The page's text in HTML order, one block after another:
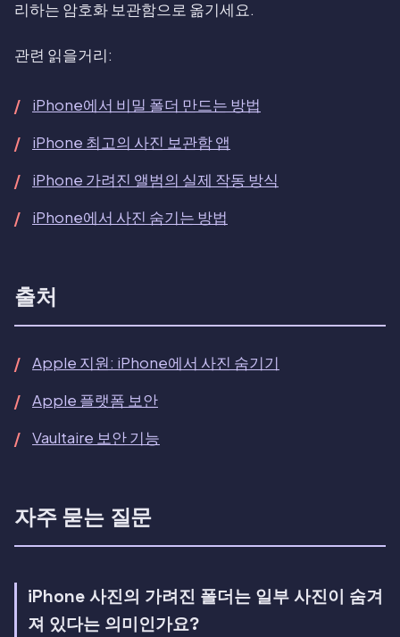
리하는 암호화 보관함으로 옮기세요.
관련 읽을거리:
iPhone에서 비밀 폴더 만드는 방법
iPhone 최고의 사진 보관함 앱
iPhone 가려진 앨범의 실제 작동 방식
iPhone에서 사진 숨기는 방법
출처
Apple 지원: iPhone에서 사진 숨기기
Apple 플랫폼 보안
Vaultaire 보안 기능
자주 묻는 질문
iPhone 사진의 가려진 폴더는 일부 사진이 숨겨
져 있다는 의미인가요?